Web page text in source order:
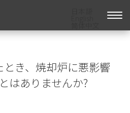
とき、焼却炉に悪影響
はありませんか?